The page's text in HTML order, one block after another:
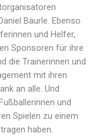
Bäurle. Ebenso
und Helfer,
Sponsoren für ihre
die Trainerinnen und
mit ihren
an alle. Und
und
Spielen zu einem
haben.